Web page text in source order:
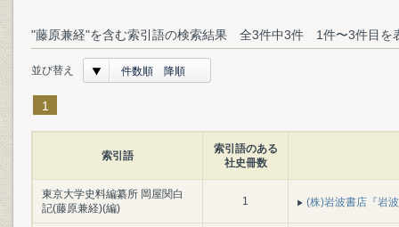
"藤原兼経"を含む索引語の検索結果 全3件中3件 1件〜3件目を
並び替え 件数順 降順
1
索引語
索引語のある
社史冊数
東京大学史料編纂所 岡屋関白
記(藤原兼経)(編)
1 (株)岩波書店『岩